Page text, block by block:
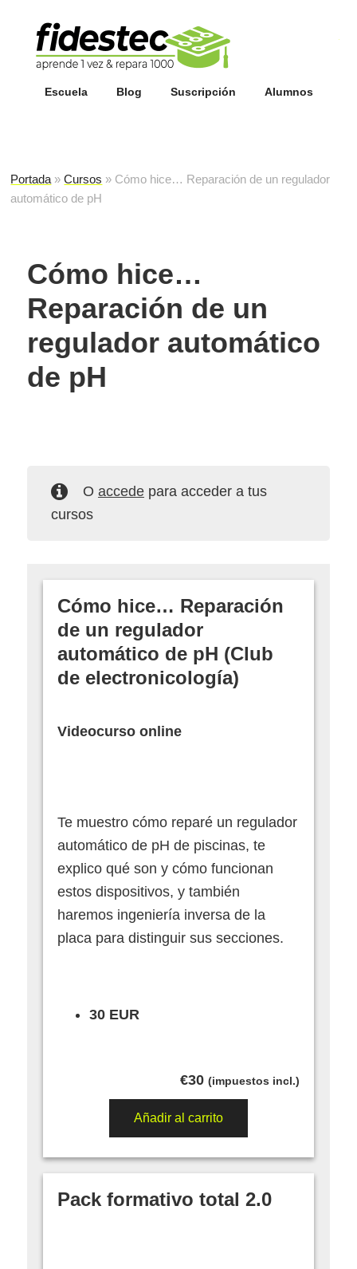
Escuela Blog Suscripción Alumnos
Portada »Cursos » Cómo hice… Reparación de un regulador
automático de pH
Cómo hice…
Reparación de un
regulador automático
de pH
O accedepara acceder a tus
cursos
Cómo hice… Reparación
de un regulador
automático de pH (Club
de electronicología)
Videocurso online
Te muestro cómo reparé un regulador
automático de pH de piscinas, te
explico qué son y cómo funcionan
estos dispositivos, y también
haremos ingeniería inversa de la
placa para distinguir sus secciones.
30 EUR
€30 (impuestos incl.)
Añadir al carrito
Pack formativo total 2.0